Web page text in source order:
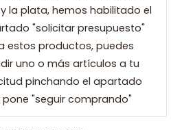
la plata, hemos habilitado el
"solicitar presupuesto"
estos productos, puedes
uno o más artículos a tu
pinchando el apartado
pone "seguir comprando"